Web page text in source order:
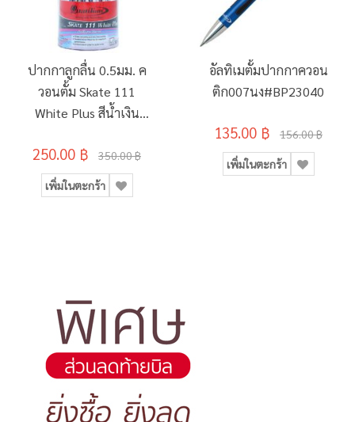
ปากกาลูกลื่น 0.5มม. ค
วอนตั้ม Skate 111
White Plus สีน้ำเงิน
กระบอก)
250.00 ฿ 350.00 ฿
เพิ่มในตะกร้า
อัลทิเมตั้มปากกาควอน
ติก007นง#BP23040
135.00 ฿ 156.00 ฿
เพิ่มในตะกร้า